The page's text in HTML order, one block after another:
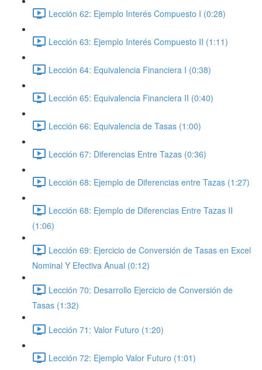
Lección 62: Ejemplo Interés Compuesto I (0:28)
Lección 63: Ejemplo Interés Compuesto II (1:11)
Lección 64: Equivalencia Financiera I (0:38)
Lección 65: Equivalencia Financiera II (0:40)
Lección 66: Equivalencia de Tasas (1:00)
Lección 67: Diferencias Entre Tazas (0:36)
Lección 68: Ejemplo de Diferencias entre Tazas (1:27)
Lección 68: Ejemplo de Diferencias Entre Tazas II
(1:06)
Lección 69: Ejercicio de Conversión de Tasas en Excel
Nominal Y Efectiva Anual (0:12)
Lección 70: Desarrollo Ejercicio de Conversión de
Tasas (1:32)
Lección 71: Valor Futuro (1:20)
Lección 72: Ejemplo Valor Futuro (1:01)